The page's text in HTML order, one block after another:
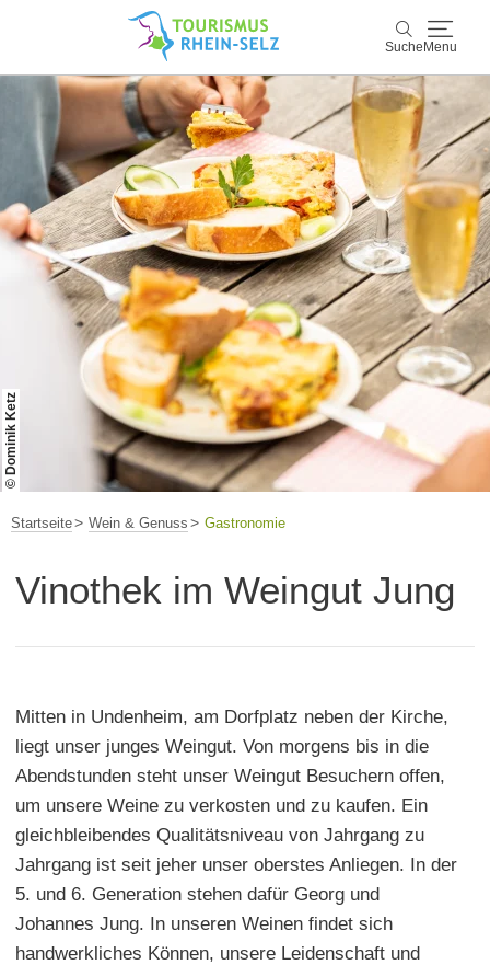
Suche Menu
Suche
Rhein-Selz
Entdecken & Erleben
Wein & Genuss
Kultur & Events
Buchen & Service
© Dominik Ketz
Startseite Wein & Genuss Gastronomie
Vinothek im Weingut Jung
Mitten in Undenheim, am Dorfplatz neben der Kirche,
liegt unser junges Weingut. Von morgens bis in die
Abendstunden steht unser Weingut Besuchern offen,
um unsere Weine zu verkosten und zu kaufen. Ein
gleichbleibendes Qualitätsniveau von Jahrgang zu
Jahrgang ist seit jeher unser oberstes Anliegen. In der
5. und 6. Generation stehen dafür Georg und
Johannes Jung. In unseren Weinen findet sich
handwerkliches Können, unsere Leidenschaft und